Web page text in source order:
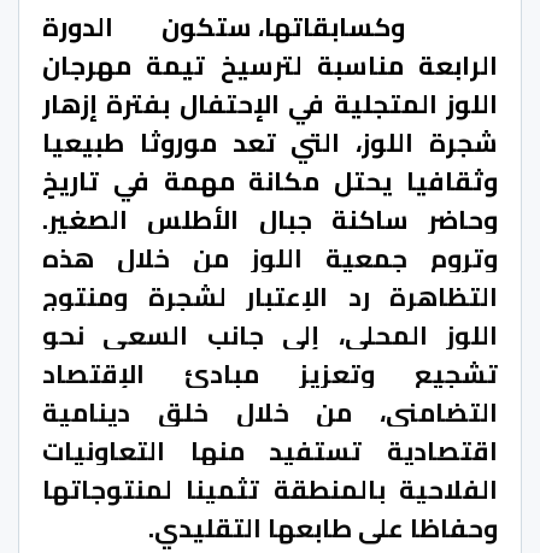
وكسابقاتها، ستكون الدورة
الرابعة مناسبة لترسيخ تيمة مهرجان
اللوز المتجلية في الإحتفال بفترة إزهار
شجرة اللوز، التي تعد موروثا طبيعيا
وثقافيا يحتل مكانة مهمة في تاريخ
وحاضر ساكنة جبال الأطلس الصغير.
وتروم جمعية اللوز من خلال هذه
التظاهرة رد الإعتبار لشجرة ومنتوج
اللوز المحلي، إلى جانب السعي نحو
تشجيع وتعزيز مبادئ الإقتصاد
التضامني، من خلال خلق دينامية
اقتصادية تستفيد منها التعاونيات
الفلاحية بالمنطقة تثمينا لمنتوجاتها
وحفاظا على طابعها التقليدي.